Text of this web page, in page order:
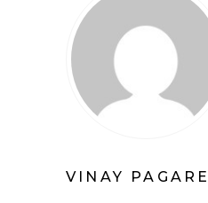
VINAY PAGARE